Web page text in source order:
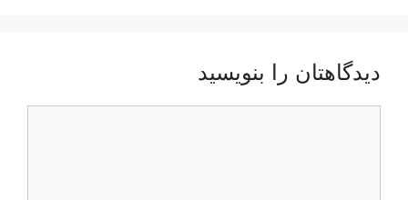
دیدگاهتان را بنویسید